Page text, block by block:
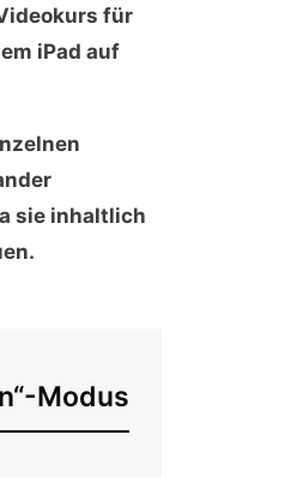
für
iPad auf
sie inhaltlich
Modus